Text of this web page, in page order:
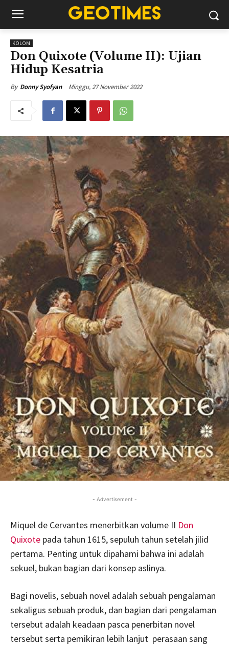
KOLOM
Don Quixote (Volume II): Ujian
Hidup Kesatria
By Donny Syofyan Minggu, 27 November 2022
- Advertisement -
Miquel de Cervantes menerbitkan volume II Don
Quixote pada tahun 1615, sepuluh tahun setelah jilid
pertama. Penting untuk dipahami bahwa ini adalah
sekuel, bukan bagian dari konsep aslinya.
Bagi novelis, sebuah novel adalah sebuah pengalaman
sekaligus sebuah produk, dan bagian dari pengalaman
tersebut adalah keadaan pasca penerbitan novel
tersebut serta pemikiran lebih lanjut perasaan sang